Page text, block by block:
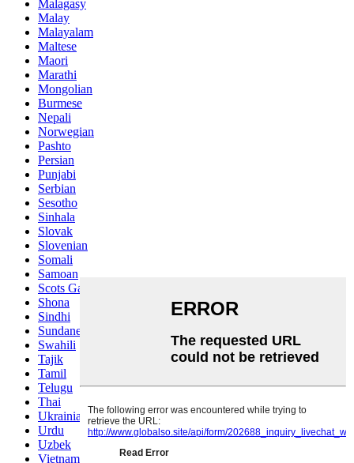
Malagasy
Malay
Malayalam
Maltese
Maori
Marathi
Mongolian
Burmese
Nepali
Norwegian
Pashto
Persian
Punjabi
Serbian
Sesotho
Sinhala
Slovak
Slovenian
Somali
Samoan
Scots Gaelic
Shona
Sindhi
Sundanese
Swahili
Tajik
Tamil
Telugu
Thai
Ukrainian
Urdu
Uzbek
Vietnamese